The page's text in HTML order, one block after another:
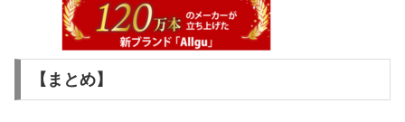
【まとめ】